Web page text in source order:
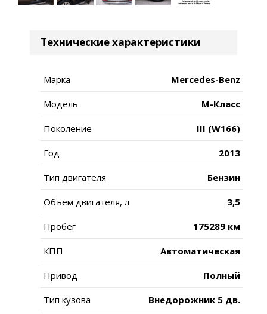
Технические характеристики
Марка Mercedes-Benz
Модель M-Класс
Поколение III (W166)
Год 2013
Тип двигателя Бензин
Объем двигателя, л 3,5
Пробег 175289 км
КПП Автоматическая
Привод Полный
Тип кузова Внедорожник 5 дв.